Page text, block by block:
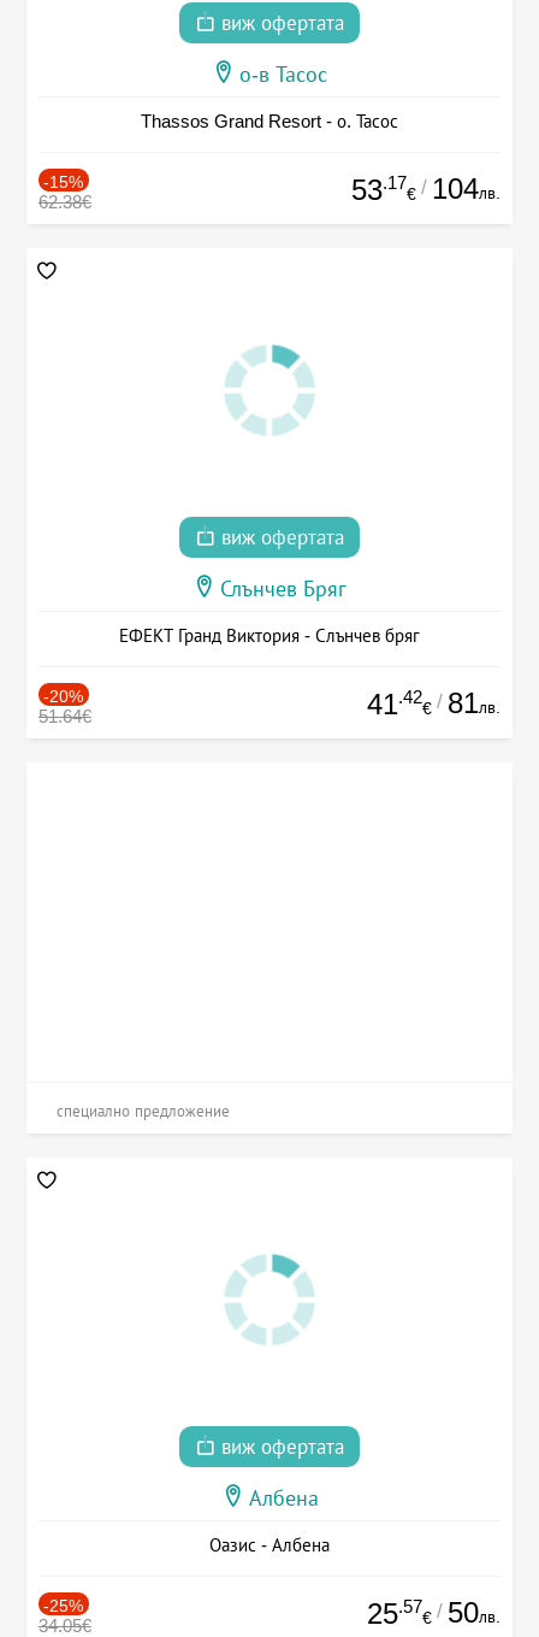
виж офертата
о-в Тасос
Thassos Grand Resort - о. Тасос
-15%
62.38€ 53.17
€ / 104лв.
виж офертата
Слънчев Бряг
ЕФЕКТ Гранд Виктория - Слънчев бряг
-20%
51.64€ 41.42
€ / 81лв.
специално предложение
виж офертата
Албена
Оазис - Албена
-25%
34.05€ 25.57
€ / 50лв.